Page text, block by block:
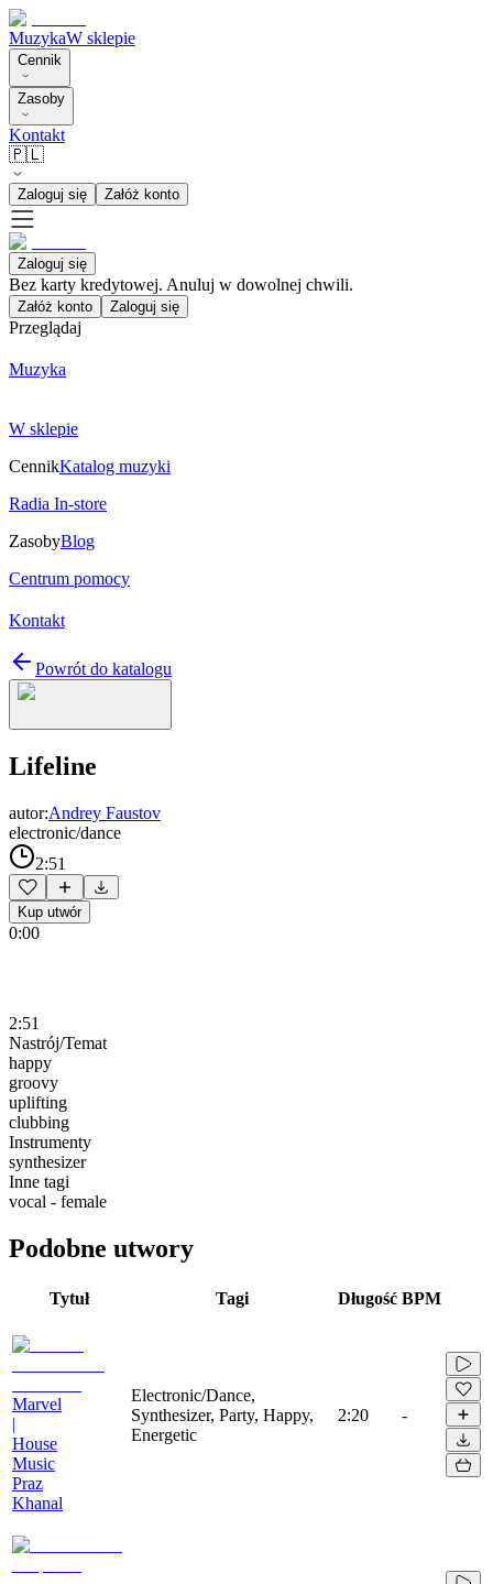
MuzykaW sklepie
Cennik
Zasoby
Kontakt
🇵🇱
Zaloguj się Załóż konto
Zaloguj się
Bez karty kredytowej. Anuluj w dowolnej chwili.
Załóż konto Zaloguj się
Przeglądaj
Muzyka
W sklepie
CennikKatalog muzyki
Radia In-store
ZasobyBlog
Centrum pomocy
Kontakt
Powrót do katalogu
Lifeline
autor:Andrey Faustov
electronic/dance
2:51
Kup utwór
0:00
2:51
Nastrój/Temat
happy
groovy
uplifting
clubbing
Instrumenty
synthesizer
Inne tagi
vocal - female
Podobne utwory
Tytuł Tagi Długość BPM
Marvel
|
House
Music
Praz
Khanal
Electronic/Dance,
Synthesizer, Party, Happy,
Energetic
2:20 -